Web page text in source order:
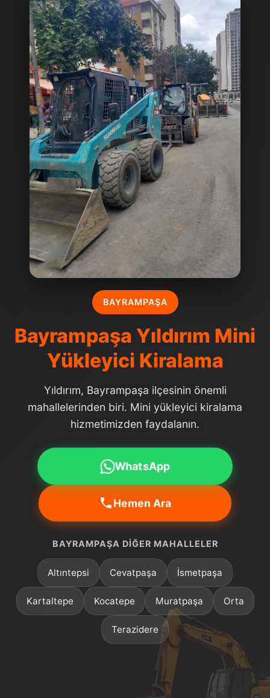
BAYRAMPAŞA
Bayrampaşa Yıldırım Mini
Yükleyici Kiralama
Yıldırım, Bayrampaşa ilçesinin önemli
mahallelerinden biri. Mini yükleyici kiralama
hizmetimizden faydalanın.
WhatsApp
Hemen Ara
BAYRAMPAŞA DIĞER MAHALLELER
Altıntepsi Cevatpaşa İsmetpaşa
Kartaltepe Kocatepe Muratpaşa Orta
Terazidere